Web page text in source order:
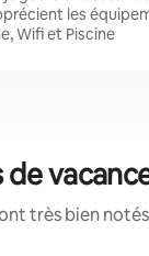
les
Wifi et Piscine
de
très bien